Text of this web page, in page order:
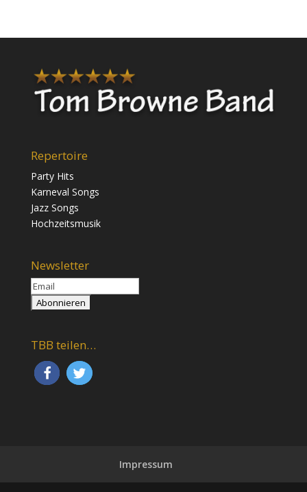
Repertoire
Party Hits
Karneval Songs
Jazz Songs
Hochzeitsmusik
Newsletter
TBB teilen…
Impressum